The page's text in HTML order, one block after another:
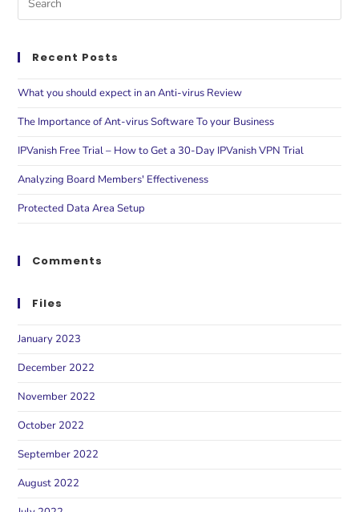
Recent Posts
What you should expect in an Anti-virus Review
The Importance of Ant-virus Software To your Business
IPVanish Free Trial – How to Get a 30-Day IPVanish VPN Trial
Analyzing Board Members' Effectiveness
Protected Data Area Setup
Comments
Files
January 2023
December 2022
November 2022
October 2022
September 2022
August 2022